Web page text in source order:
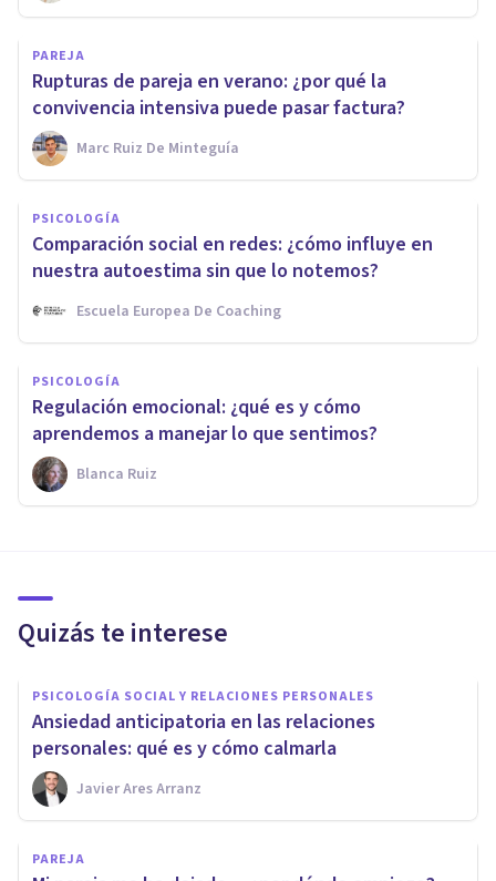
PAREJA
Rupturas de pareja en verano: ¿por qué la
convivencia intensiva puede pasar factura?
Marc Ruiz De Minteguía
PSICOLOGÍA
Comparación social en redes: ¿cómo influye en
nuestra autoestima sin que lo notemos?
Escuela Europea De Coaching
PSICOLOGÍA
Regulación emocional: ¿qué es y cómo
aprendemos a manejar lo que sentimos?
Blanca Ruiz
Quizás te interese
PSICOLOGÍA SOCIAL Y RELACIONES PERSONALES
Ansiedad anticipatoria en las relaciones
personales: qué es y cómo calmarla
Javier Ares Arranz
PAREJA